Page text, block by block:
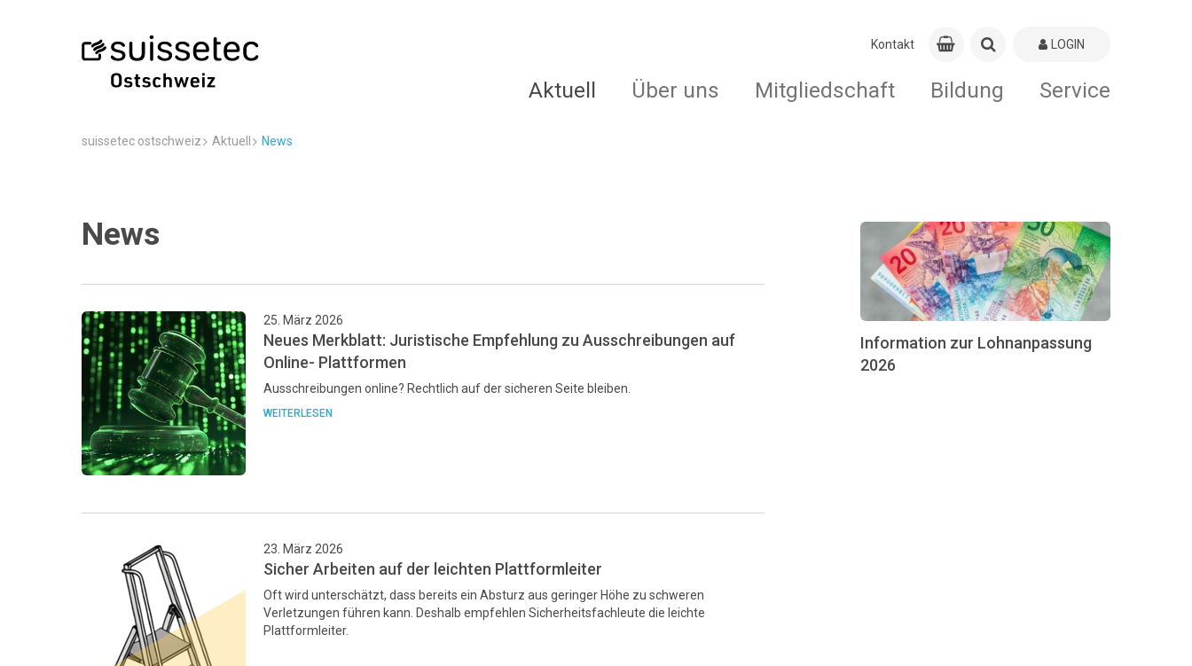
Kontakt LOGIN
Aktuell Über uns Mitgliedschaft Bildung Service
suissetec ostschweiz Aktuell News
News
25. März 2026
Neues Merkblatt: Juristische Empfehlung zu Ausschreibungen auf
Online- Plattformen
Ausschreibungen online? Rechtlich auf der sicheren Seite bleiben.
WEITERLESEN
23. März 2026
Sicher Arbeiten auf der leichten Plattformleiter
Oft wird unterschätzt, dass bereits ein Absturz aus geringer Höhe zu schweren
Verletzungen führen kann. Deshalb empfehlen Sicherheitsfachleute die leichte
Plattformleiter.
Information zur Lohnanpassung
2026